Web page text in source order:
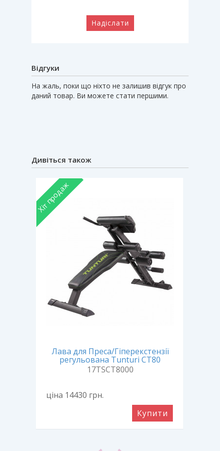
Надіслати
Відгуки
На жаль, поки що ніхто не залишив відгук про
даний товар. Ви можете стати першими.
Дивіться також
Хіт продаж
Лава для Преса/Гіперекстензії
регульована Tunturi CT80
17TSCT8000
ціна 14430 грн.
Купити